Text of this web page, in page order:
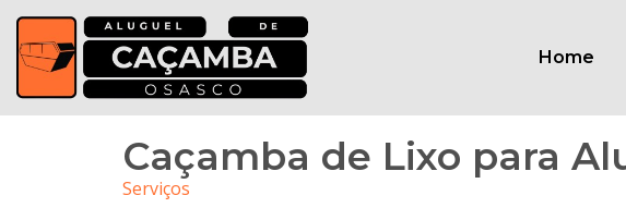
Home
Caçamba de Lixo para
Serviços